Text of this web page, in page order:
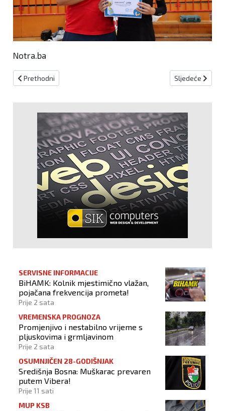
Notra.ba
Prethodni članak: Barbarez i Katić najavili susret sa Švicarskom
Prethodni Sljedeći
Sljedeće
SERVISNE INFORMACIJE
BiHAMK: Kolnik mjestimično vlažan,
pojačana frekvencija prometa!
Prije 2 sata
VREMENSKA PROGNOZA
Promjenjivo i nestabilno vrijeme s
pljuskovima i grmljavinom
Prije 2 sata
OSUMNJIČEN 28-GODIŠNJAK
Središnja Bosna: Muškarac prevaren
putem Vibera!
Prije 11 sati
MUP KSB